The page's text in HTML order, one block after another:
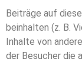
Beiträge auf
beinhalten (z. B.
Inhalte von
der Besucher die